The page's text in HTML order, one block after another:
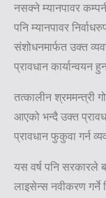
नसक्ने म्यानपावर
पनि म्यानपावर
संशोधनमार्फत उक्त
प्रावधान कार्यान्वयन
तत्कालीन श्रममन्त्री
आएको भन्दै उक्त
प्रावधान फुकुवा गर्न
यस वर्ष पनि सरकारले
लाइसेन्स नवीकरण गर्ने